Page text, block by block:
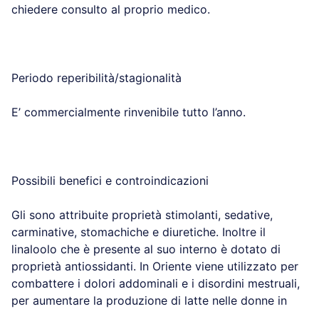
chiedere consulto al proprio medico.
Periodo reperibilità/stagionalità
E’ commercialmente rinvenibile tutto l’anno.
Possibili benefici e controindicazioni
Gli sono attribuite proprietà stimolanti, sedative,
carminative, stomachiche e diuretiche. Inoltre il
linaloolo che è presente al suo interno è dotato di
proprietà antiossidanti. In Oriente viene utilizzato per
combattere i dolori addominali e i disordini mestruali,
per aumentare la produzione di latte nelle donne in